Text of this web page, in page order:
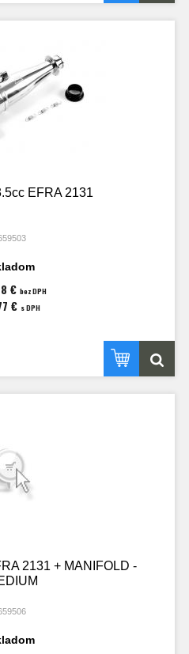
EFRA 2131
€ bez DPH
€ s DPH
2131 + MANIFOLD -